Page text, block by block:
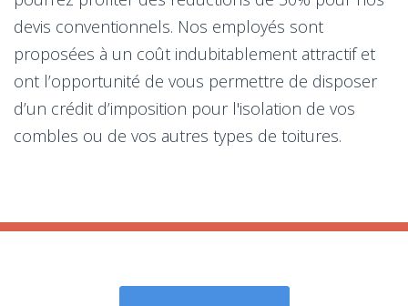
devis conventionnels. Nos employés sont
proposées à un coût indubitablement attractif et
ont l’opportunité de vous permettre de disposer
d’un crédit d’imposition pour l'isolation de vos
combles ou de vos autres types de toitures.